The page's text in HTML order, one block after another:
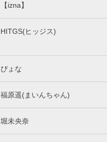
【izna】
HITGS(ヒッジス)
ぴょな
福原遥(まいんちゃん)
堀未央奈